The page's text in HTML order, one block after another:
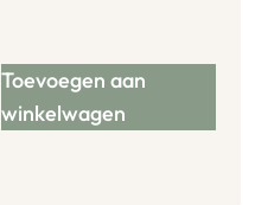
Toevoegen aan
winkelwagen